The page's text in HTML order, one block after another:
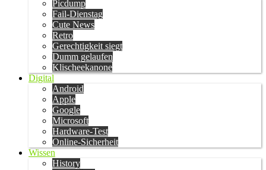
Picdump
Fail-Dienstag
Cute News
Retro
Gerechtigkeit siegt
Dumm gelaufen
Klischeekanone
Digital
Android
Apple
Google
Microsoft
Hardware-Test
Online-Sicherheit
Wissen
History